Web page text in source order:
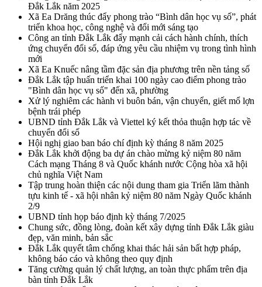
Đắk Lắk năm 2025
Xã Ea Drăng thúc đẩy phong trào “Bình dân học vụ số”, phát
triển khoa học, công nghệ và đổi mới sáng tạo
Công an tỉnh Đắk Lắk đẩy mạnh cải cách hành chính, thích
ứng chuyển đổi số, đáp ứng yêu cầu nhiệm vụ trong tình hình
mới
Xã Ea Knuếc nâng tầm đặc sản địa phương trên nền tảng số
Đắk Lắk tập huấn triển khai 100 ngày cao điểm phong trào
"Bình dân học vụ số" đến xã, phường
Xử lý nghiêm các hành vi buôn bán, vận chuyển, giết mổ lợn
bệnh trái phép
UBND tỉnh Đắk Lắk và Viettel ký kết thỏa thuận hợp tác về
chuyển đổi số
Hội nghị giao ban báo chí định kỳ tháng 8 năm 2025
Đắk Lắk khởi động ba dự án chào mừng kỷ niệm 80 năm
Cách mạng Tháng 8 và Quốc khánh nước Cộng hòa xã hội
chủ nghĩa Việt Nam
Tập trung hoàn thiện các nội dung tham gia Triển lãm thành
tựu kinh tế - xã hội nhân kỷ niệm 80 năm Ngày Quốc khánh
2/9
UBND tỉnh họp báo định kỳ tháng 7/2025
Chung sức, đồng lòng, đoàn kết xây dựng tỉnh Đắk Lắk giàu
đẹp, văn minh, bản sắc
Đắk Lắk quyết tâm chống khai thác hải sản bất hợp pháp,
không báo cáo và không theo quy định
Tăng cường quản lý chất lượng, an toàn thực phẩm trên địa
bàn tỉnh Đắk Lắk